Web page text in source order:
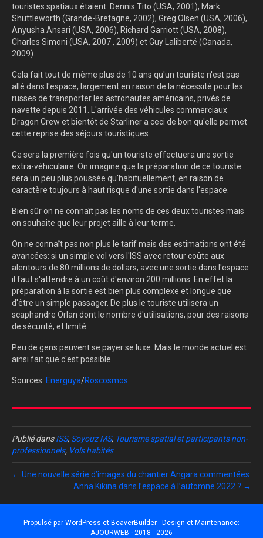
touristes spatiaux étaient: Dennis Tito (USA, 2001), Mark
Shuttleworth (Grande-Bretagne, 2002), Greg Olsen (USA, 2006),
Anyusha Ansari (USA, 2006), Richard Garriott (USA, 2008),
Charles Simoni (USA, 2007 , 2009) et Guy Laliberté (Canada,
2009).
Cela fait tout de même plus de 10 ans qu'un touriste n'est pas
allé dans l'espace, largement en raison de la nécessité pour les
russes de transporter les astronautes américains, privés de
navette depuis 2011. L'arrivée des véhicules commerciaux
Dragon Crew et bientôt de Starliner a ceci de bon qu'elle permet
cette reprise des séjours touristiques.
Ce sera la première fois qu'un touriste effectuera une sortie
extra-véhiculaire. On imagine que la préparation de ce touriste
sera un peu plus poussée qu'habituellement, en raison de
caractère toujours à haut risque d'une sortie dans l'espace.
Bien sûr on ne connaît pas les noms de ces deux touristes mais
on souhaite que leur projet aille à leur terme.
On ne connaît pas non plus le tarif mais des estimations ont été
avancées: si un simple vol vers l'ISS avec retour coûte aux
alentours de 80 millions de dollars, avec une sortie dans l'espace
il faut s'attendre à un coût d'environ 200 millions. En effet la
préparation à la sortie est bien plus complexe et longue que
d'être un simple passager. De plus le touriste utilisera un
scaphandre Orlan dont le nombre d'utilisations, pour des raisons
de sécurité, et limité.
Peu de gens peuvent se payer se luxe. Mais le monde actuel est
ainsi fait que c'est possible.
Sources: Energuya/Roscosmos
Publié dansISS, Soyouz MS, Tourisme spatial et participants non-
professionnels, Vols habités
← Une nouvelle série d’images du chantier Angara commentées
Anna Kikina dans l’espace à l’automne 2022 ? →
Propulsé par WordPress et BeaverBuilder - Design et Maintenance:
AJOURWEB · 2018 - 2026